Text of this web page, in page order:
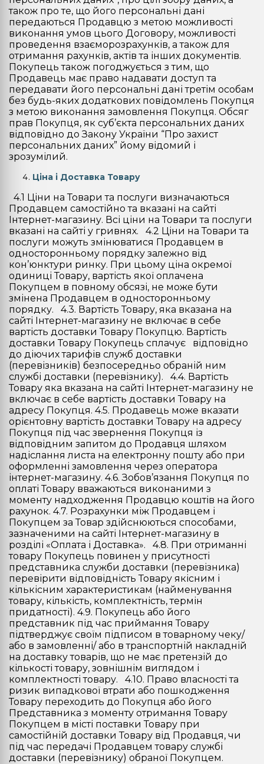
також про те, що його персональні дані
передаються Продавцю з метою можливості
виконання умов цього Договору, можливості
проведення взаєморозрахунків, а також для
отримання рахунків, актів та інших документів.
Покупець також погоджується з тим, що
Продавець має право надавати доступ та
передавати його персональні дані третім особам
без будь-яких додаткових повідомлень Покупця
з метою виконання замовлення Покупця. Обсяг
прав Покупця, як суб’єкта персональних даних
відповідно до Закону України “Про захист
персональних даних” йому відомий і
зрозумілий.
Ціна і Доставка Товару
4.1 Ціни на Товари та послуги визначаються
Продавцем самостійно та вказані на сайті
Інтернет-магазину. Всі ціни на Товари та послуги
вказані на сайті у гривнях. 4.2 Ціни на Товари та
послуги можуть змінюватися Продавцем в
односторонньому порядку залежно від
кон’юнктури ринку. При цьому ціна окремої
одиниці Товару, вартість якої оплачена
Покупцем в повному обсязі, не може бути
змінена Продавцем в односторонньому
порядку. 4.3. Вартість Товару, яка вказана на
сайті Інтернет-магазину не включає в себе
вартість доставки Товару Покупцю. Вартість
доставки Товару Покупець сплачує відповідно
до діючих тарифів служб доставки
(перевізників) безпосередньо обраній ним
службі доставки (перевізнику). 4.4. Вартість
Товару яка вказана на сайті Інтернет-магазину не
включає в себе вартість доставки Товару на
адресу Покупця. 4.5. Продавець може вказати
орієнтовну вартість доставки Товару на адресу
Покупця під час звернення Покупця із
відповідним запитом до Продавця шляхом
надіслання листа на електронну пошту або при
оформленні замовлення через оператора
інтернет-магазину. 4.6. Зобов’язання Покупця по
оплаті Товару вважаються виконаними з
моменту надходження Продавцю коштів на його
рахунок. 4.7. Розрахунки між Продавцем і
Покупцем за Товар здійснюються способами,
зазначеними на сайті Інтернет-магазину в
розділі «Оплата і Доставка». 4.8. При отриманні
товару Покупець повинен у присутності
представника служби доставки (перевізника)
перевірити відповідність Товару якісним і
кількісним характеристикам (найменування
товару, кількість, комплектність, термін
придатності). 4.9. Покупець або його
представник під час приймання Товару
підтверджує своїм підписом в товарному чеку/
або в замовленні/ або в транспортній накладній
на доставку товарів, що не має претензій до
кількості товару, зовнішнім виглядом і
комплектності товару. 4.10. Право власності та
ризик випадкової втрати або пошкодження
Товару переходить до Покупця або його
Представника з моменту отримання Товару
Покупцем в місті поставки Товару при
самостійній доставки Товару від Продавця, чи
під час передачі Продавцем товару службі
доставки (перевізнику) обраної Покупцем.